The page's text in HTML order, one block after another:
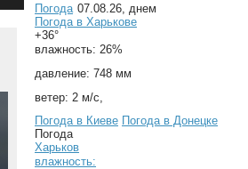
Погода 07.08.26, днем
Погода в Харькове
+36°
влажность: 26%
давление: 748 мм
ветер: 2 м/с,
Погода в Киеве Погода в Донецке
Погода
Харьков
влажность: